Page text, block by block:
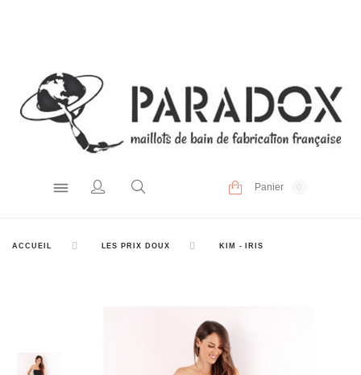
Panier
ACCUEIL LES PRIX DOUX KIM - IRIS